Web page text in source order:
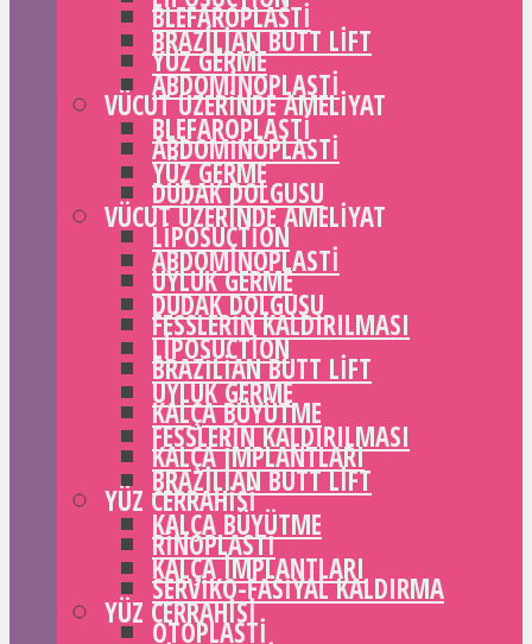
BLEFAROPLASTI
YÜZ GERME
VÜCUT ÜZERINDE AMELIYAT
ABDOMINOPLASTI
DUDAK DOLGUSU
LIPOSUCTION
UYLUK GERME
FESSLERIN KALDIRILMASI
BRAZILIAN BUTT LIFT
KALÇA BÜYÜTME
KALÇA IMPLANTLARI
YÜZ CERRAHISI
RINOPLASTI
SERVIKO-FASIYAL KALDIRMA
OTOPLASTI
BRAZILIAN BUTT LIFT
ABDOMINOPLASTI
BLEFAROPLASTI
YÜZ GERME
VÜCUT ÜZERINDE AMELIYAT
ABDOMINOPLASTI
DUDAK DOLGUSU
LIPOSUCTION
UYLUK GERME
FESSLERIN KALDIRILMASI
BRAZILIAN BUTT LIFT
KALÇA BÜYÜTME
KALÇA IMPLANTLARI
YÜZ CERRAHISI